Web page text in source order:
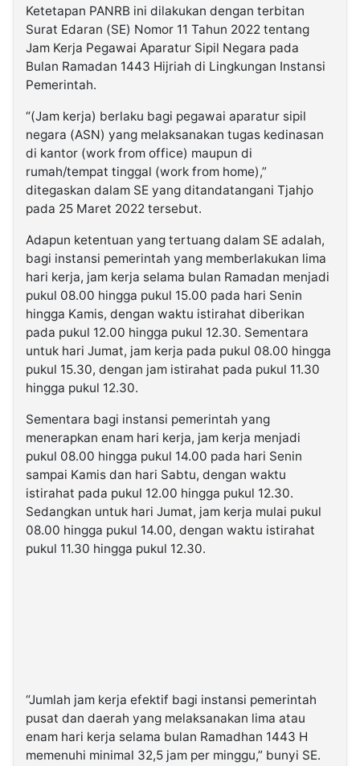
Ketetapan PANRB ini dilakukan dengan terbitan
Surat Edaran (SE) Nomor 11 Tahun 2022 tentang
Jam Kerja Pegawai Aparatur Sipil Negara pada
Bulan Ramadan 1443 Hijriah di Lingkungan Instansi
Pemerintah.
“(Jam kerja) berlaku bagi pegawai aparatur sipil
negara (ASN) yang melaksanakan tugas kedinasan
di kantor (work from office) maupun di
rumah/tempat tinggal (work from home),”
ditegaskan dalam SE yang ditandatangani Tjahjo
pada 25 Maret 2022 tersebut.
Adapun ketentuan yang tertuang dalam SE adalah,
bagi instansi pemerintah yang memberlakukan lima
hari kerja, jam kerja selama bulan Ramadan menjadi
pukul 08.00 hingga pukul 15.00 pada hari Senin
hingga Kamis, dengan waktu istirahat diberikan
pada pukul 12.00 hingga pukul 12.30. Sementara
untuk hari Jumat, jam kerja pada pukul 08.00 hingga
pukul 15.30, dengan jam istirahat pada pukul 11.30
hingga pukul 12.30.
Sementara bagi instansi pemerintah yang
menerapkan enam hari kerja, jam kerja menjadi
pukul 08.00 hingga pukul 14.00 pada hari Senin
sampai Kamis dan hari Sabtu, dengan waktu
istirahat pada pukul 12.00 hingga pukul 12.30.
Sedangkan untuk hari Jumat, jam kerja mulai pukul
08.00 hingga pukul 14.00, dengan waktu istirahat
pukul 11.30 hingga pukul 12.30.
“Jumlah jam kerja efektif bagi instansi pemerintah
pusat dan daerah yang melaksanakan lima atau
enam hari kerja selama bulan Ramadhan 1443 H
memenuhi minimal 32,5 jam per minggu,” bunyi SE.